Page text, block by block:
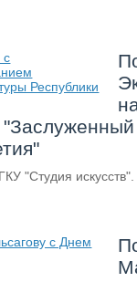
"Студия искусств".